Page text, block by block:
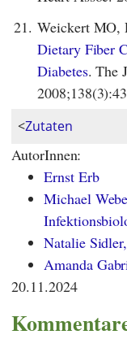
21. Weickert MO,
Dietary Fiber
Diabetes. The
<Zutaten
AutorInnen:
Ernst Erb
Michael
Natalie
Amanda
20.11.2024